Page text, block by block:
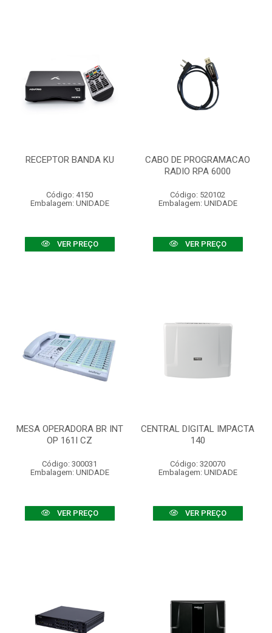
RECEPTOR BANDA KU
Código: 4150
Embalagem: UNIDADE
VER PREÇO
CABO DE PROGRAMACAO
RADIO RPA 6000
Código: 520102
Embalagem: UNIDADE
VER PREÇO
MESA OPERADORA BR INT
OP 161I CZ
Código: 300031
Embalagem: UNIDADE
VER PREÇO
CENTRAL DIGITAL IMPACTA
140
Código: 320070
Embalagem: UNIDADE
VER PREÇO